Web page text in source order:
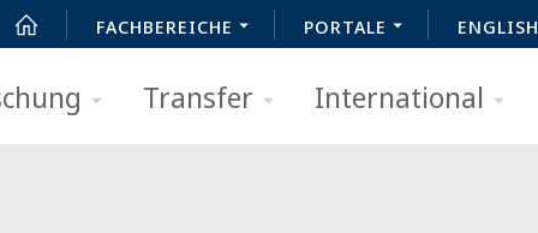
FACHBEREICHE PORTALE ENGLISH
Transfer International